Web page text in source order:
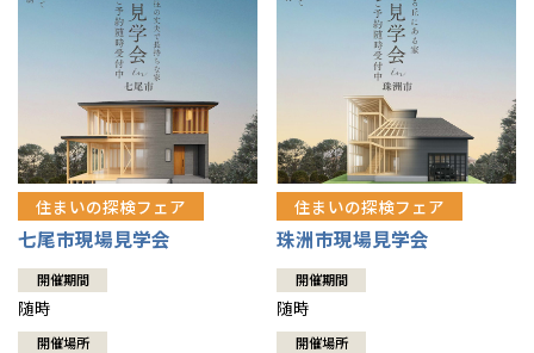
住まいの探検フェア
七尾市現場見学会
開催期間
随時
開催場所
住まいの探検フェア
珠洲市現場見学会
開催期間
随時
開催場所